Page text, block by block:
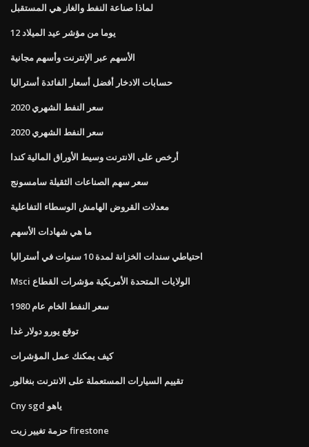
لماذا صناعة النفط والغاز هي المستقبل
12 يوما من مؤشر عيد الميلاد
الأسهم عبر الإنترنت وأسهم مجانية
حسابات الادخار أفضل أسعار الفائدة أستراليا
سعر النفط الشهري 2020
سعر النفط الشهري 2020
أرخص على الانترنت وسيط الأوراق المالية كندا
سعر سهم الصناعات الثقيلة سامسونج
معدلات القروض الهامش الوسطاء التفاعلية
ما هي شهادات الأسهم
احتياطي سندات الخزانة لمدة 10 سنوات في أستراليا
Msci الولايات المتحدة الأمريكية مؤشرات القطاع
سعر النفط الخام عام 1980
توقع يورو دولار غدا
كيف يمكنك عمل المؤشرات
تقييم السيارات المستعملة على الانترنت بنغالور
Cny sgd ياهو
حزمة تغيير زيت firestone